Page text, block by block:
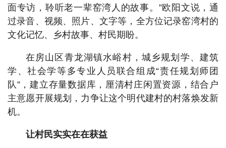
面专访，聆听老一辈窑湾人的故事。”欧阳文说，通
过录音、视频、照片、文字等，全方位记录窑湾村的
文化记忆、乡村故事、村民期盼。
在房山区青龙湖镇水峪村，城乡规划学、建筑
学、社会学等多专业人员联合组成“责任规划师团
队”，建立存量数据库，厘清村庄闲置资源，结合户
主意愿开展规划，力争让这个明代建村的村落焕发新
机。
让村民实实在在获益